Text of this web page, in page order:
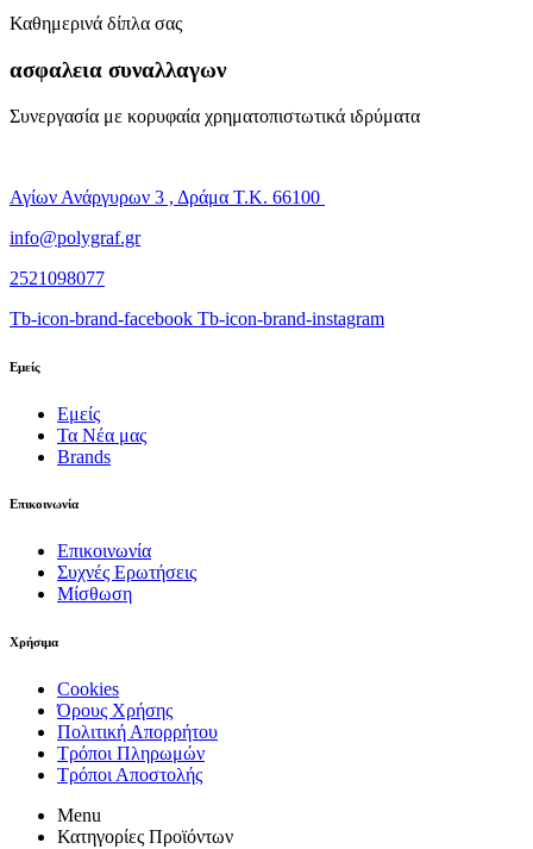
Καθημερινά δίπλα σας
ασφαλεια συναλλαγων
Συνεργασία με κορυφαία χρηματοπιστωτικά ιδρύματα
Αγίων Ανάργυρων 3 , Δράμα Τ.Κ. 66100
info@polygraf.gr
2521098077
Tb-icon-brand-facebook Tb-icon-brand-instagram
Εμείς
Εμείς
Τα Νέα μας
Brands
Επικοινωνία
Επικοινωνία
Συχνές Ερωτήσεις
Μίσθωση
Χρήσιμα
Cookies
Όρους Χρήσης
Πολιτική Απορρήτου
Τρόποι Πληρωμών
Τρόποι Αποστολής
Menu
Κατηγορίες Προϊόντων